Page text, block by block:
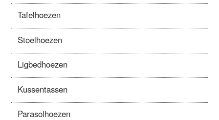
Tafelhoezen
Stoelhoezen
Ligbedhoezen
Kussentassen
Parasolhoezen